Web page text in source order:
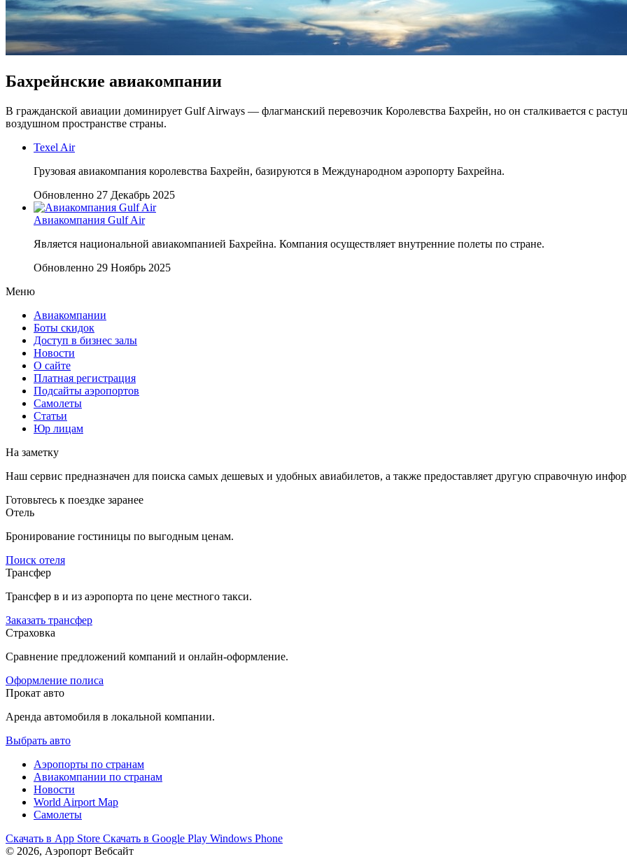
Бахрейнские авиакомпании
В гражданской авиации доминирует Gulf Airways — флагманский перевозчик Королевства Бахрейн, но он сталкивается с
воздушном пространстве страны.
Texel Air
Грузовая авиакомпания королевства Бахрейн, базируются в Международном аэропорту Бахрейна.
Обновленно 27 Декабрь 2025
Авиакомпания Gulf Air
Является национальной авиакомпанией Бахрейна. Компания осуществляет внутренние полеты по стране.
Обновленно 29 Ноябрь 2025
Меню
Авиакомпании
Боты скидок
Доступ в бизнес залы
Новости
О сайте
Платная регистрация
Подсайты аэропортов
Самолеты
Статьи
Юр лицам
На заметку
Наш сервис предназначен для поиска самых дешевых и удобных авиабилетов, а также предоставляет другую справочную
Готовьтесь к поездке заранее
Отель
Бронирование гостиницы по выгодным ценам.
Поиск отеля
Трансфер
Трансфер в и из аэропорта по цене местного такси.
Заказать трансфер
Страховка
Сравнение предложений компаний и онлайн-оформление.
Оформление полиса
Прокат авто
Аренда автомобиля в локальной компании.
Выбрать авто
Аэропорты по странам
Авиакомпании по странам
Новости
World Airport Map
Самолеты
Скачать в App Store Скачать в Google Play Windows Phone
© 2026, Аэропорт Вебсайт